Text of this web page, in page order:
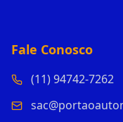
Fale Conosco
(11) 94742-7262